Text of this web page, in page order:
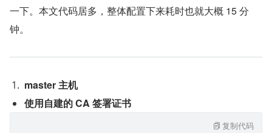
一下。本文代码居多，整体配置下来耗时也就大概 15 分
钟。
master 主机
使用自建的 CA 签署证书
复制代码